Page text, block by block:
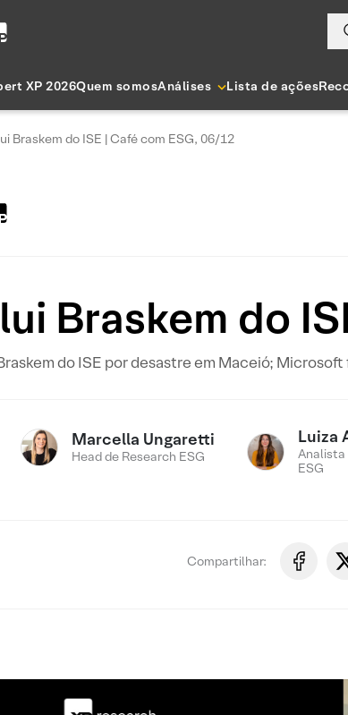
XP 2026Quem somosAnálises Lista de ações
Braskem do ISE | Café com ESG, 06/12
Braskem do
do ISE por desastre em Maceió;
Marcella Ungaretti
Head de Research ESG
Luiza
Analista
ESG
Compartilhar: